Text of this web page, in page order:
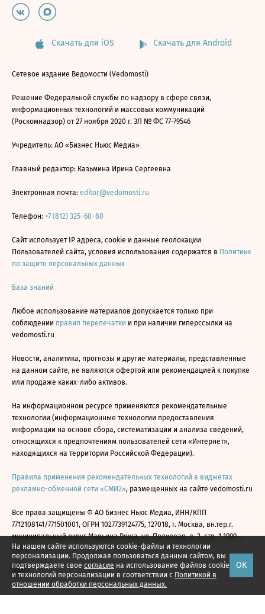
На нашем сайте используются cookie-файлы и технологии
персонализации. Продолжая пользоваться данным сайтом, вы
подтверждаете свое согласие на использование файлов cookie
и технологий персонализации в соответствии с Политикой в
отношении обработки персональных данных.
ОК
Скачать для iOS Скачать для Android
Сетевое издание Ведомости (Vedomosti)
Решение Федеральной службы по надзору в сфере связи,
информационных технологий и массовых коммуникаций
(Роскомнадзор) от 27 ноября 2020 г. ЭЛ № ФС 77-79546
Учредитель: АО «Бизнес Ньюс Медиа»
Главный редактор: Казьмина Ирина Сергеевна
Электронная почта: editor@vedomosti.ru
Телефон: +7 (812) 325–60–80
Сайт использует IP адреса, cookie и данные геолокации
Пользователей сайта, условия использования содержатся в Политике
по защите персональных данных
База знаний
Любое использование материалов допускается только при
соблюдении правил перепечатки и при наличии гиперссылки на
vedomosti.ru
Новости, аналитика, прогнозы и другие материалы, представленные
на данном сайте, не являются офертой или рекомендацией к покупке
или продаже каких-либо активов.
На информационном ресурсе применяются рекомендательные
технологии (информационные технологии предоставления
информации на основе сбора, систематизации и анализа сведений,
относящихся к предпочтениям пользователей сети «Интернет»,
находящихся на территории Российской Федерации).
Правила применения рекомендательных технологий в виджетах
рекламно-обменной сети «СМИ2», размещенных на сайте vedomosti.ru
Все права защищены © АО Бизнес Ньюс Медиа, ИНН/КПП
7712108141/771501001, ОГРН 1027739124775, 127018, г. Москва, вн.тер.г.
муниципальный округ Марьина Роща, ул. Полковая, д. 3, стр. 1 1999—
2026